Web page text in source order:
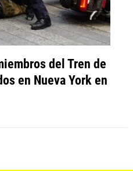
del Tren de
en Nueva York en